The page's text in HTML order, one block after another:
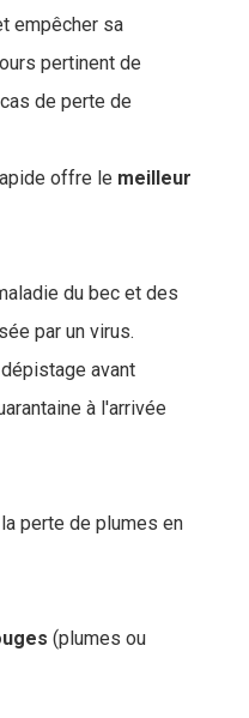
empêcher sa
pertinent de
de perte de
offre le meilleur
du bec et des
par un virus.
avant
à l'arrivée
perte de plumes en
(plumes ou